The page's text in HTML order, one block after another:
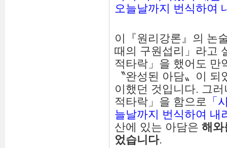
오늘날까지 번식하여
이『원리강론』의 논
때의 구원섭리」라고
적타락」을 했어도 만
〝완성된 아담〟이
이했던 것입니다. 그
적타락」을 함으로
「
늘날까지 번식하여 내
산에 있는 아담은 해와
었습니다.